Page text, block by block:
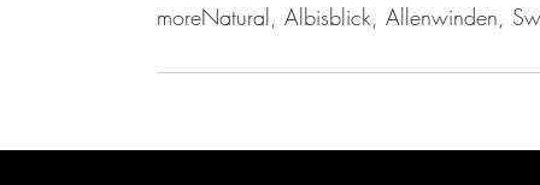
moreNatural, Albisblick, Allenwinden,